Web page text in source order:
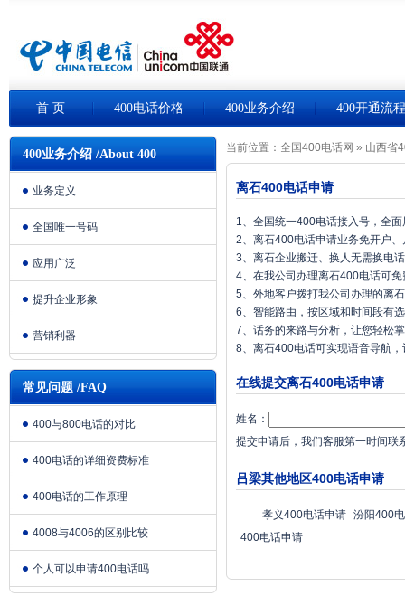
首 页 400电话价格 400业务介绍 400开通流程
400业务介绍 /About 400
业务定义
全国唯一号码
应用广泛
提升企业形象
营销利器
常见问题 /FAQ
400与800电话的对比
400电话的详细资费标准
400电话的工作原理
4008与4006的区别比较
个人可以申请400电话吗
当前位置： 全国400电话网 » 山西省
离石400电话申请
1、全国统一400电话接入号，全
2、离石400电话申请业务免开户
3、离石企业搬迁、换人无需换电
4、在我公司办理离石400电话可
5、外地客户拨打我公司办理的离
6、智能路由，按区域和时间段有
7、话务的来路与分析，让您轻松
8、离石400电话可实现语音导航
在线提交离石400电话申请
姓名：
提交申请后，我们客服第一时间联
吕梁其他地区400电话申请
孝义400电话申请 汾阳400
400电话申请